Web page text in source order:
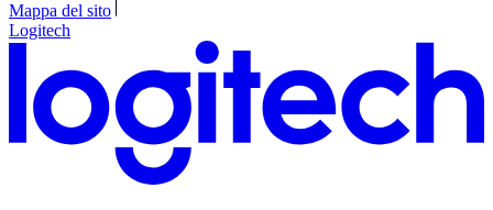
Mappa del sito
Logitech